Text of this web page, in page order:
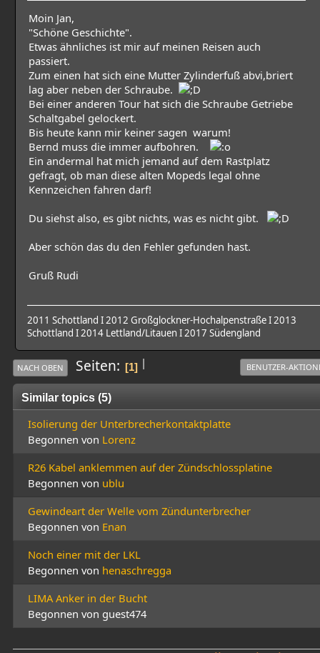
Moin Jan,
"Schöne Geschichte".
Etwas ähnliches ist mir auf meinen Reisen auch
passiert.
Zum einen hat sich eine Mutter Zylinderfuß abvi,briert
lag aber neben der Schraube.
Bei einer anderen Tour hat sich die Schraube Getriebe
Schaltgabel gelockert.
Bis heute kann mir keiner sagen warum!
Bernd muss die immer aufbohren.
Ein andermal hat mich jemand auf dem Rastplatz
gefragt, ob man diese alten Mopeds legal ohne
Kennzeichen fahren darf!
Du siehst also, es gibt nichts, was es nicht gibt.
Aber schön das du den Fehler gefunden hast.
Gruß Rudi
2011 Schottland I 2012 Großglockner-Hochalpenstraße I 2013
Schottland I 2014 Lettland/Litauen I 2017 Südengland
|
NACH OBEN Seiten 1 BENUTZER-
Similar topics (5)
Isolierung der Unterbrecherkontaktplatte
Begonnen von Lorenz
R26 Kabel anklemmen auf der Zündschlossplatine
Begonnen von ublu
Gewindeart der Welle vom Zündunterbrecher
Begonnen von Enan
Noch einer mit der LKL
Begonnen von henaschregga
LIMA Anker in der Bucht
Begonnen von guest474